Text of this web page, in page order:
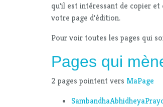
qu'il est intéressant de copier
votre page d'édition.
Pour voir toutes les pages qui
Pages qui
2 pages pointent vers MaPage